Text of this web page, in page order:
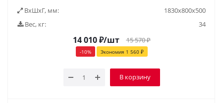
ВxШxГ, мм:
1830x800x500
Вес, кг:
34
14 010₽/шт 15 570₽
-10% Экономия 1 560₽
В корзину